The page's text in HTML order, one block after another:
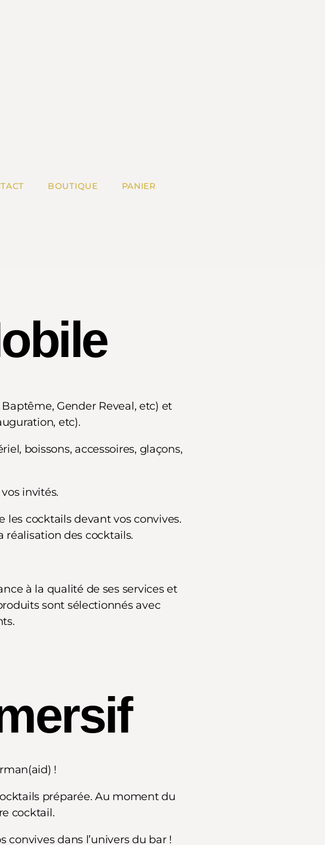
BOUTIQUE PANIER
Gender Reveal, etc) et
etc).
boissons, accessoires, glaçons,
invités.
les cocktails devant vos convives.
réalisation des cocktails.
à la qualité de ses services et
sont sélectionnés avec
!
préparée. Au moment du
cocktail.
dans l’univers du bar !